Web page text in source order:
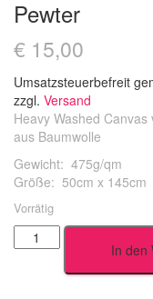
Pewter
€ 15,00
Umsatzsteuerbefreit
zzgl. Versand
Heavy Washed
aus Baumwolle
Gewicht: 475g/qm
Größe: 50cm x 145cm
Vorrätig
Pewter
Menge
In den